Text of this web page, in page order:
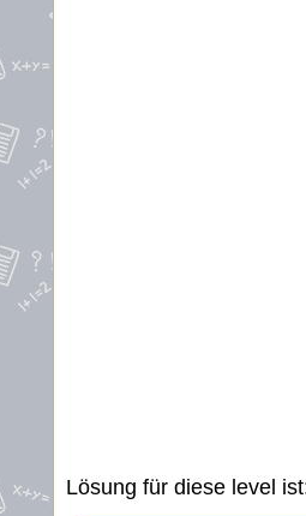
Lösung für diese level